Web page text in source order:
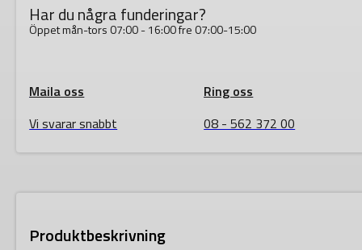
Har du några funderingar?
Öppet mån-tors 07:00 - 16:00 fre 07:00-15:00
Maila oss
Vi svarar snabbt
Ring oss
08 - 562 372 00
Produktbeskrivning